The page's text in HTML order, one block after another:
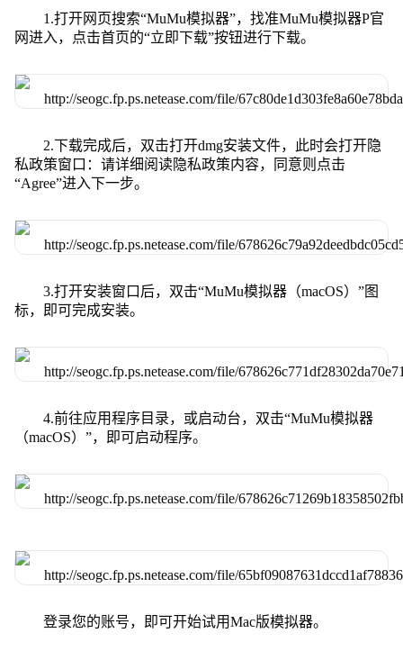
1.打开网页搜索“MuMu模拟器”，找准MuMu模拟器P官
网进入，点击首页的“立即下载”按钮进行下载。
2.下载完成后，双击打开dmg安装文件，此时会打开隐
私政策窗口：请详细阅读隐私政策内容，同意则点击
“Agree”进入下一步。
3.打开安装窗口后，双击“MuMu模拟器（macOS）”图
标，即可完成安装。
4.前往应用程序目录，或启动台，双击“MuMu模拟器
（macOS）”，即可启动程序。
登录您的账号，即可开始试用Mac版模拟器。